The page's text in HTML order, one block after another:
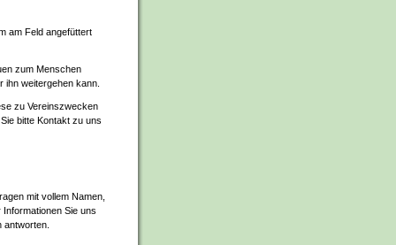
am Feld angefüttert
zum Menschen
weitergehen kann.
zu Vereinszwecken
bitte Kontakt zu uns
mit vollem Namen,
Sie uns